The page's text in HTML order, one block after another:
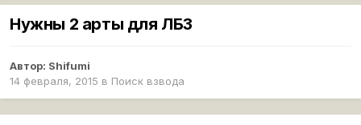
Нужны 2 арты для ЛБЗ
Автор: Shifumi
14 февраля, 2015 в Поиск взвода